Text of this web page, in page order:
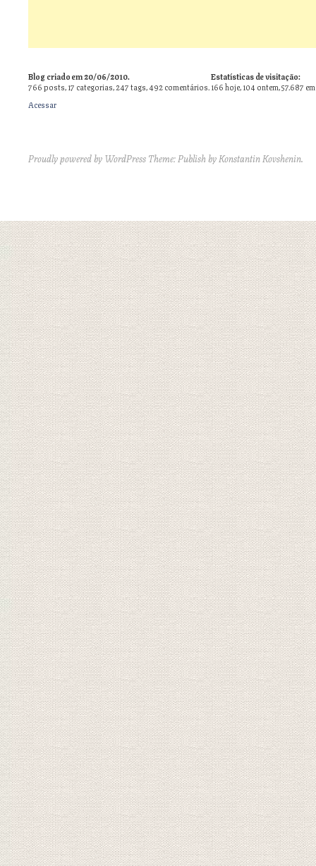
Blog criado em 20/06/2010.
766posts,17 categorias,247tags,492comentários.
Estatísticas de visitação:
166 hoje, 104 ontem, 57.687
Acessar
Proudly powered by WordPress Theme: Publish byKonstantin Kovshenin.